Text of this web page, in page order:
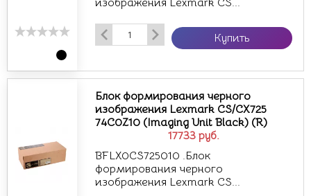
изображения Lexmark CS...
Купить
17733 руб.
Блок формирования черного
изображения Lexmark CS/CX725
74C0Z10 (Imaging Unit Black) (R)
BFLX0CS725010 .Блок
формирования черного
изображения Lexmark CS...